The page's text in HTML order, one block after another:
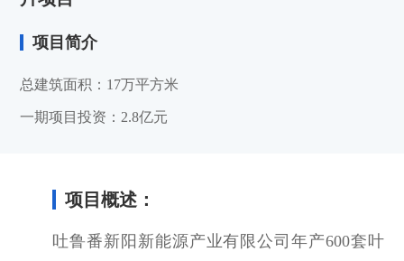
项目简介
总建筑面积：17万平方米
一期项目投资：2.8亿元
项目概述：
吐鲁番新阳新能源产业有限公司年产600套叶